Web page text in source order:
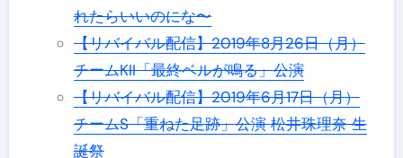
れたらいいのにな〜
【リバイバル配信】2019年8月26日（月）
チームKII「最終ベルが鳴る」公演
【リバイバル配信】2019年6月17日（月）
チームS「重ねた足跡」公演 松井珠理奈 生
誕祭